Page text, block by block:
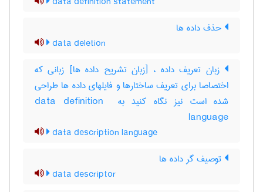
حذف داده ها
data deletion
زبان تعریف داده ، [زبان تشریح داده ها] زبانی که
اختصاصا برای تعریف ساختارها و فایلهای داده ها طراحی
شده است نیز نگاه کنید به ‎data definition ‎
language
data description language
توصیف گر داده ها
data descriptor